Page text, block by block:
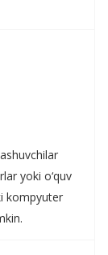
yoki o‘quv
kompyuter